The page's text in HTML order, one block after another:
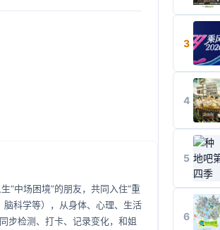
“中场困境”的朋友，共同入住“重
科学等），从身体、心理、生活
步检测、打卡、记录变化，和姐
3
4
5
6